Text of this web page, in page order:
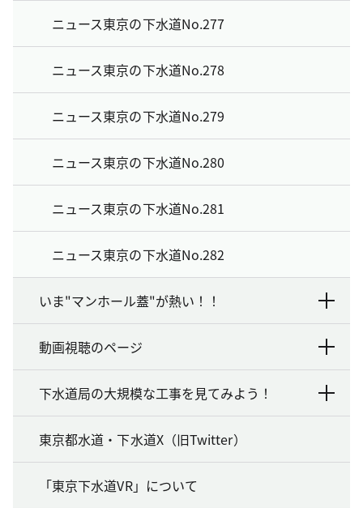
ニュース東京の下水道No.277
ニュース東京の下水道No.278
ニュース東京の下水道No.279
ニュース東京の下水道No.280
ニュース東京の下水道No.281
ニュース東京の下水道No.282
いま"マンホール蓋"が熱い！！
動画視聴のページ
下水道局の大規模な工事を見てみよう！
東京都水道・下水道X（旧Twitter）
「東京下水道VR」について